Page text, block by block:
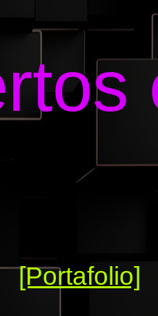
[Portafolio]